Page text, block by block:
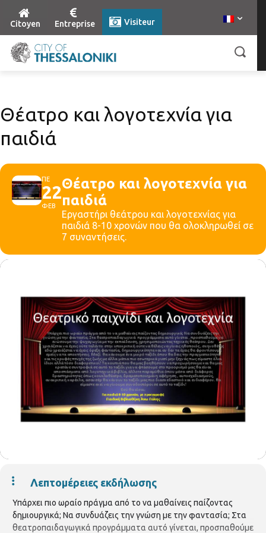
Citoyen Entreprise Visiteur
Θέατρο και λογοτεχνία για
παιδιά
ΠΕ
22
ΦΕΒ
Θέατρο και λογοτεχνία για
παιδιά
Εργαστήρι θεάτρου και λογοτεχνίας για
παιδιά 8-10 χρονών που θα ολοκληρωθεί σε
7 συναντήσεις.
Λεπτομέρειες εκδήλωσης
Υπάρχει πιο ωραίο πράγμα από το να μαθαίνεις παίζοντας
δημιουργικά; Να συνδυάζεις την γνώση με την φαντασία; Στα
θεατροπαιδαγωγικά προγράμματα αυτό γίνεται, προσπαθούμε